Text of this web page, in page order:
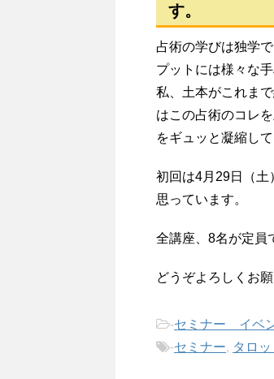
す。
占術の学びは独学
プットには様々な
私、土本がこれま
はこの占術のコレ
をギュッと凝縮し
初回は4月29日（土
思っています。
全講座、8名が定員
どうぞよろしくお
-セミナー イベ
-セミナー, タロ